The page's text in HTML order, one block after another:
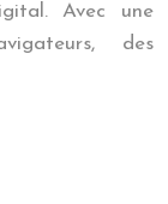
Avec une
des